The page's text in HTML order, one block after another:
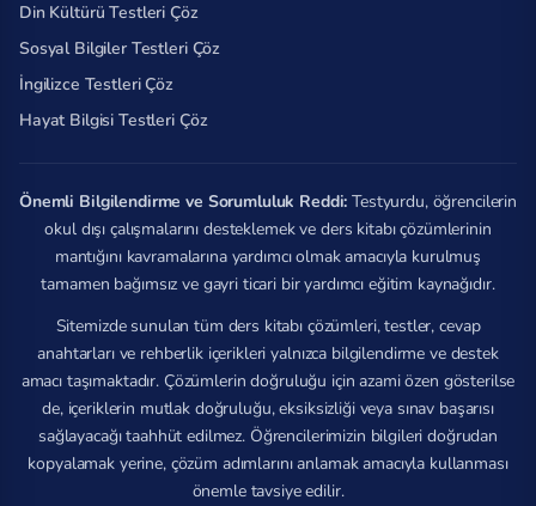
Din Kültürü Testleri Çöz
Sosyal Bilgiler Testleri Çöz
İngilizce Testleri Çöz
Hayat Bilgisi Testleri Çöz
Önemli Bilgilendirme ve Sorumluluk Reddi: Testyurdu, öğrencilerin
okul dışı çalışmalarını desteklemek ve ders kitabı çözümlerinin
mantığını kavramalarına yardımcı olmak amacıyla kurulmuş
tamamen bağımsız ve gayri ticari bir yardımcı eğitim kaynağıdır.
Sitemizde sunulan tüm ders kitabı çözümleri, testler, cevap
anahtarları ve rehberlik içerikleri yalnızca bilgilendirme ve destek
amacı taşımaktadır. Çözümlerin doğruluğu için azami özen gösterilse
de, içeriklerin mutlak doğruluğu, eksiksizliği veya sınav başarısı
sağlayacağı taahhüt edilmez. Öğrencilerimizin bilgileri doğrudan
kopyalamak yerine, çözüm adımlarını anlamak amacıyla kullanması
önemle tavsiye edilir.